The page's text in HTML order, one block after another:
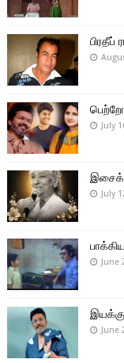
July
July
June
June